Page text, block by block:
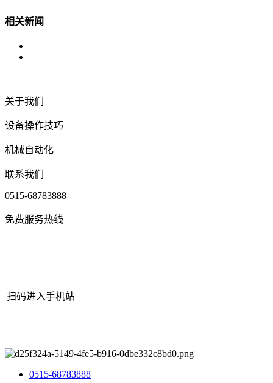
相关新闻
关于我们
设备操作技巧
机械自动化
联系我们
0515-68783888
免费服务热线
扫码进入手机站
0515-68783888